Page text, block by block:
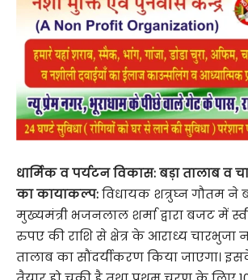
धार्मिक व पर्यटन विकास: बड़ा तालाब व
का कायाकल्प:विधायक शत्रुघ्न गौतम ने
मुख्यमंत्री भजनलाल शर्मा द्वारा बजट में
रुपए की राशि से क्षेत्र के आराध्य चारभुजा
तालाब का सौंदर्यीकरण किया जाएगा।